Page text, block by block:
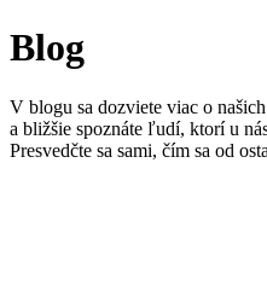
Blog
V blogu sa dozviete viac o
a bližšie spoznáte ľudí, ktorí u
Presvedčte sa sami, čím sa od